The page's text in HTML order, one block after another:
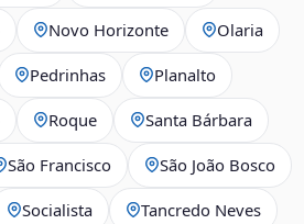
Novo Horizonte Olaria
Pedrinhas Planalto
Roque Santa Bárbara
São Francisco São João Bosco
Socialista Tancredo Neves